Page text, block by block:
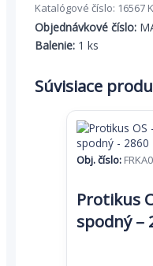
7/8/7,
pravý
MACO
-
Katalógové číslo: 16567
Objednávkové číslo:
Balenie: 1 ks
Súvisiace
Obj. číslo:
Protikus
spodný –